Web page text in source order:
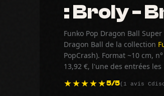
: Broly -
Funko Pop Dragon Ball
Dragon Ball de la collection
PopCrash). Format ~10 cm,
13,92 €, l'une des entrées
5/5(1 avis